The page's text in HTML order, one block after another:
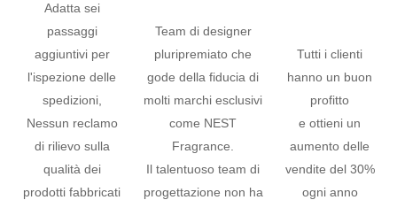
Adatta sei
passaggi
aggiuntivi per
l'ispezione delle
spedizioni,
Nessun reclamo
di rilievo sulla
qualità dei
prodotti fabbricati
Team di designer
pluripremiato che
gode della fiducia di
molti marchi esclusivi
come NEST
Fragrance.
Il talentuoso team di
progettazione non ha
Tutti i clienti
hanno un buon
profitto
e ottieni un
aumento delle
vendite del 30%
ogni anno